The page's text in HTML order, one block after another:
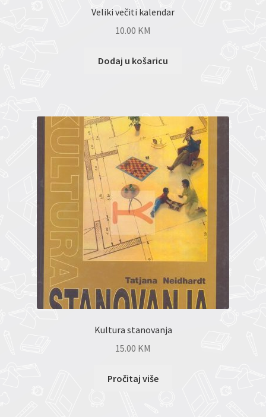
Veliki večiti kalendar
10.00 KM
Dodaj u košaricu
Kultura stanovanja
15.00 KM
Pročitaj više